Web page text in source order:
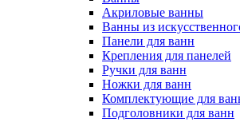
Акриловые ванны
Ванны из
Панели для ванн
Крепления для панелей
Ручки для ванн
Ножки для ванн
Комплектующие для
Подголовники для ванн